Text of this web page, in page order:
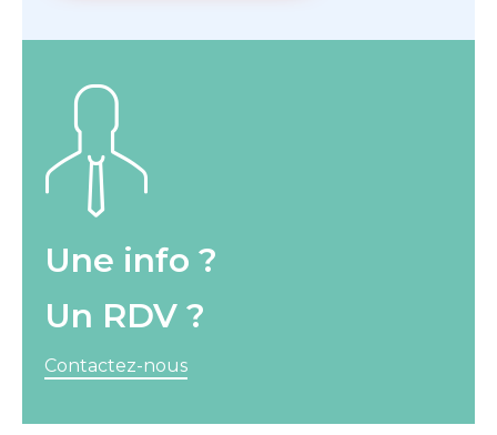
Une info ?
Un RDV ?
Contactez-nous